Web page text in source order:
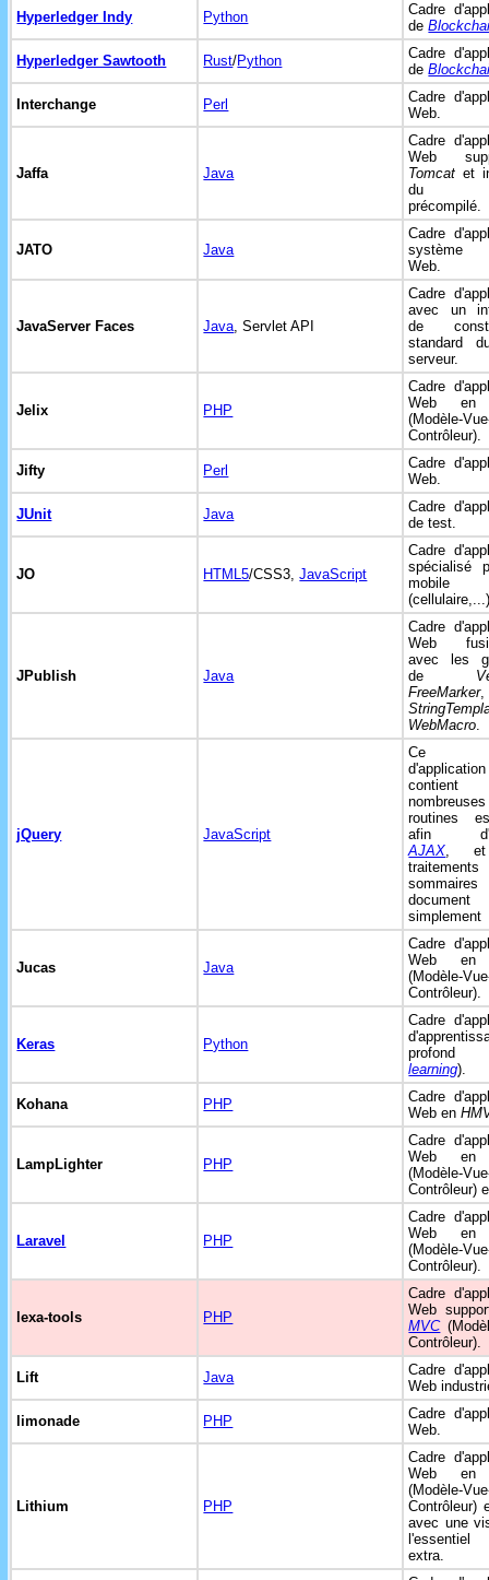
Hyperledger Indy Python
Cadre
de
Hyperledger Sawtooth Rust/Python
Cadre
de
Interchange Perl
Cadre
Web.
Jaffa Java
Cadre
Web
Tomcat et
précompilé.
JATO Java
Cadre
système
Web.
JavaServer Faces Java, Servlet API
Cadre
avec un
de
standard
serveur.
Jelix PHP
Cadre
Web
(Modèle-
Contrôleur).
Jifty Perl
Cadre
Web.
JUnit Java
Cadre
de test.
JO HTML5/CSS3,JavaScript
Cadre
spécialisé
mobile
JPublish Java
Cadre
Web
avec les
de
FreeMarker,
WebMacro.
jQuery JavaScript
Ce
d'application
nombreuses
routines
afin
AJAX, et
traitements
document
simplement
Jucas Java
Cadre
Web
(Modèle-
Contrôleur).
Keras Python
Cadre
profond
learning).
Kohana PHP
Cadre
Web en
LampLighter PHP
Cadre
Web
(Modèle-
Contrôleur)
Laravel PHP
Cadre
Web
(Modèle-
Contrôleur).
lexa-tools PHP
Cadre
Web
MVC
Contrôleur).
Lift Java
Cadre
Web
limonade PHP
Cadre
Web.
Lithium PHP
Cadre
Web
(Modèle-
Contrôleur)
avec une
extra.